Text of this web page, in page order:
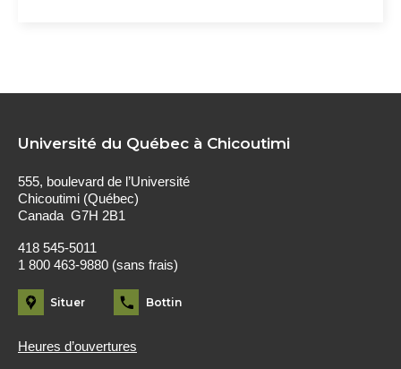
Université du Québec à Chicoutimi
555, boulevard de l’Université
Chicoutimi (Québec)
Canada G7H 2B1
418 545-5011
1 800 463-9880 (sans frais)
Situer Bottin
Heures d’ouvertures